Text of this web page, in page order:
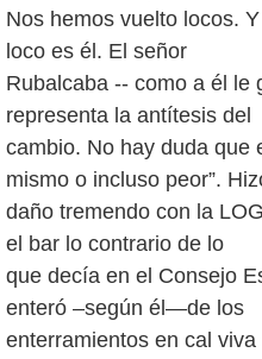
Nos hemos vuelto locos.
loco es él. El señor
Rubalcaba -- como a él le
representa la antítesis del
cambio. No hay duda que
mismo o incluso peor”.
daño tremendo con la
el bar lo contrario de lo
que decía en el Consejo
enteró –según él—de los
enterramientos en cal